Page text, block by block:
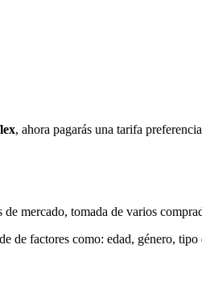
, ahora pagarás una tarifa
mercado, tomada de varios
de factores como: edad, género,